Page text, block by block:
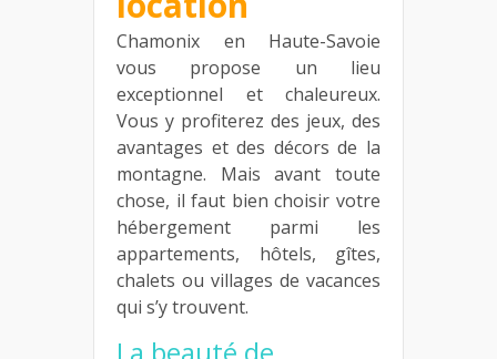
Chamonix en Haute-Savoie
vous propose un lieu
exceptionnel et chaleureux.
Vous y profiterez des jeux, des
avantages et des décors de la
montagne. Mais avant toute
chose, il faut bien choisir votre
hébergement parmi les
appartements, hôtels, gîtes,
chalets ou villages de vacances
qui s’y trouvent.
La beauté de